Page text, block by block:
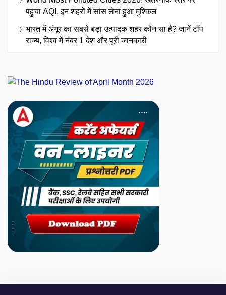
पहुंचा AQI, इन शहरों में सांस लेना हुआ मुश्किल
भारत में अंगूर का सबसे बड़ा उत्पादक शहर कौन सा है? जानें टॉप
राज्य, विश्व में नंबर 1 देश और पूरी जानकारी